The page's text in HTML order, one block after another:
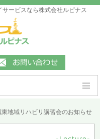
ービスなら株式会社ルピナス
地域リハビリ講習会のお知らせ